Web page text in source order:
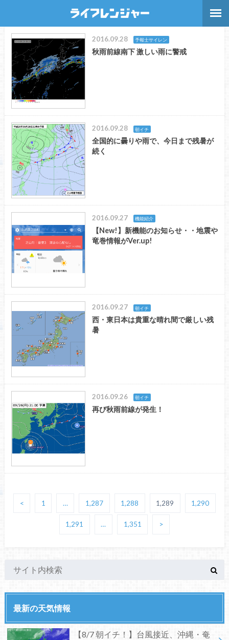
2016.09.28 予報士サイレン
秋雨前線南下 激しい雨に警戒
2016.09.28 朝イチ
全国的に曇りや雨で、今日まで残暑が
続く
2016.09.27 機能紹介
【New!】新機能のお知らせ・・地震や
竜巻情報がVer.up!
2016.09.27 朝イチ
西・東日本は貴重な晴れ間で厳しい残
暑
2016.09.26 朝イチ
再び秋雨前線が発生！
< 1 … 1,287 1,288 1,289 1,290
1,291 … 1,351 >
最新の天気情報
【8/7 朝イチ！】台風接近、沖縄・奄